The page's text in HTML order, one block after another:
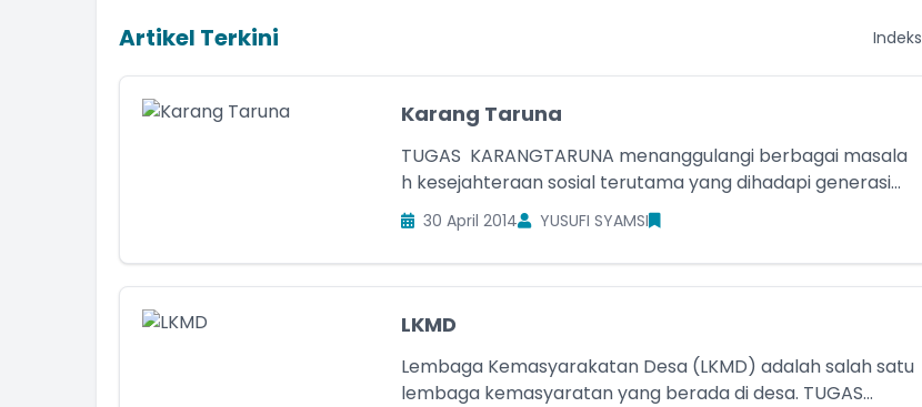
Artikel Terkini Indeks
Karang Taruna
TUGAS KARANGTARUNA menanggulangi berbagai masala
h kesejahteraan sosial terutama yang dihadapi generasi...
30 April 2014 YUSUFI SYAMSI
LKMD
Lembaga Kemasyarakatan Desa (LKMD) adalah salah satu
lembaga kemasyaratan yang berada di desa. TUGAS...